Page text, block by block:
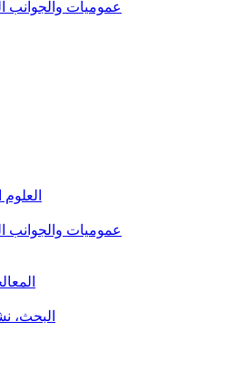
عموميات والجوانب
عموميات والجوانب
البحث،